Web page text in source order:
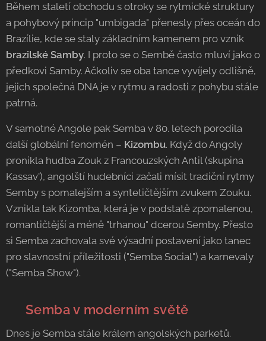
Během staletí obchodu s otroky se rytmické struktury
a pohybový princip "umbigada" přenesly přes oceán do
Brazílie, kde se staly základním kamenem pro vznik
brazilské Samby. I proto se o Sembě často mluví jako o
předkovi Samby. Ačkoliv se oba tance vyvíjely odlišně,
jejich společná DNA je v rytmu a radosti z pohybu stále
patrná.
V samotné Angole pak Semba v 80. letech porodila
další globální fenomén – Kizombu. Když do Angoly
pronikla hudba Zouk z Francouzských Antil (skupina
Kassav'), angolští hudebníci začali mísit tradiční rytmy
Semby s pomalejším a syntetičtějším zvukem Zouku.
Vznikla tak Kizomba, která je v podstatě zpomalenou,
romantičtější a méně "trhanou" dcerou Semby. Přesto
si Semba zachovala své výsadní postavení jako tanec
pro slavnostní příležitosti ("Semba Social") a karnevaly
("Semba Show").
✨ Semba v moderním světě
Dnes je Semba stále králem angolských parketů.